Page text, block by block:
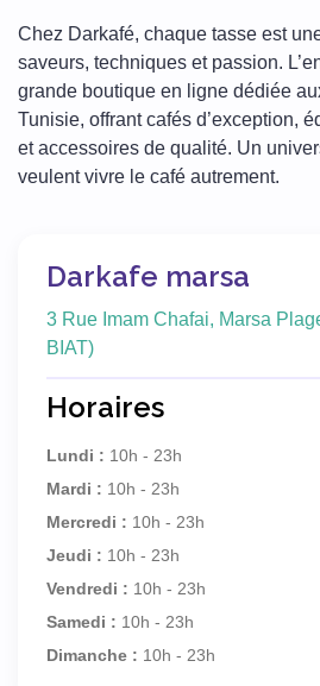
Chez Darkafé, chaque tasse est
saveurs, techniques et passion.
grande boutique en ligne dédiée
Tunisie, offrant cafés d’exception,
et accessoires de qualité. Un
veulent vivre le café autrement.
Darkafe marsa
3 Rue Imam Chafai, Marsa
BIAT)
Horaires
Lundi : 10h - 23h
Mardi : 10h - 23h
Mercredi : 10h - 23h
Jeudi : 10h - 23h
Vendredi : 10h - 23h
Samedi : 10h - 23h
Dimanche : 10h - 23h